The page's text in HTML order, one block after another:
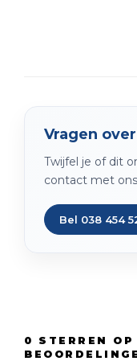
Vragen
Twijfel je of dit
contact met
Bel 038 454
0 STERREN